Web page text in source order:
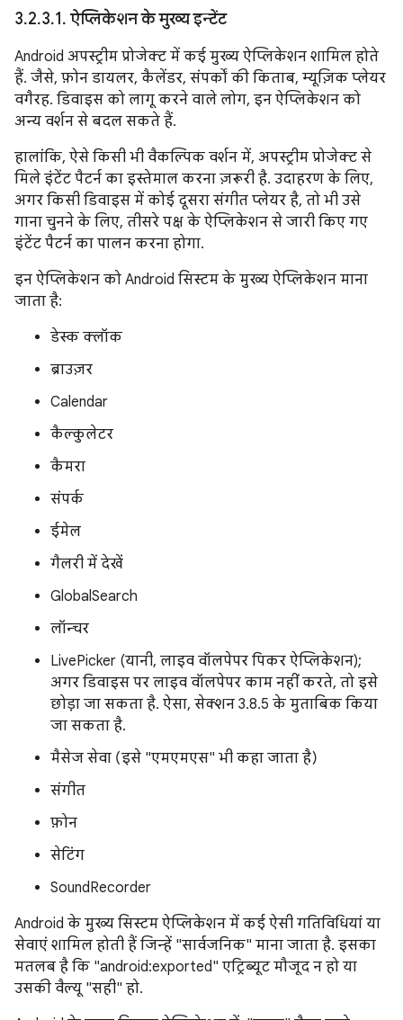
3.2.3.1. ऐप्लिकेशन के मुख्य इन्टेंट
Android अपस्ट्रीम प्रोजेक्ट में कई मुख्य ऐप्लिकेशन शामिल होते
हैं. जैसे, फ़ोन डायलर, कैलेंडर, संपर्कों की किताब, म्यूज़िक प्लेयर
वगैरह. डिवाइस को लागू करने वाले लोग, इन ऐप्लिकेशन को
अन्य वर्शन से बदल सकते हैं.
हालांकि, ऐसे किसी भी वैकल्पिक वर्शन में, अपस्ट्रीम प्रोजेक्ट से
मिले इंटेंट पैटर्न का इस्तेमाल करना ज़रूरी है. उदाहरण के लिए,
अगर किसी डिवाइस में कोई दूसरा संगीत प्लेयर है, तो भी उसे
गाना चुनने के लिए, तीसरे पक्ष के ऐप्लिकेशन से जारी किए गए
इंटेंट पैटर्न का पालन करना होगा.
इन ऐप्लिकेशन को Android सिस्टम के मुख्य ऐप्लिकेशन माना
जाता है:
डेस्क क्लॉक
ब्राउज़र
Calendar
कैल्कुलेटर
कैमरा
संपर्क
ईमेल
गैलरी में देखें
GlobalSearch
लॉन्चर
LivePicker (यानी, लाइव वॉलपेपर पिकर ऐप्लिकेशन);
अगर डिवाइस पर लाइव वॉलपेपर काम नहीं करते, तो इसे
छोड़ा जा सकता है. ऐसा, सेक्शन 3.8.5 के मुताबिक किया
जा सकता है.
मैसेज सेवा (इसे "एमएमएस" भी कहा जाता है)
संगीत
फ़ोन
सेटिंग
SoundRecorder
Android के मुख्य सिस्टम ऐप्लिकेशन में कई ऐसी गतिविधियां या
सेवाएं शामिल होती हैं जिन्हें "सार्वजनिक" माना जाता है. इसका
मतलब है कि "android:exported" एट्रिब्यूट मौजूद न हो या
उसकी वैल्यू "सही" हो.